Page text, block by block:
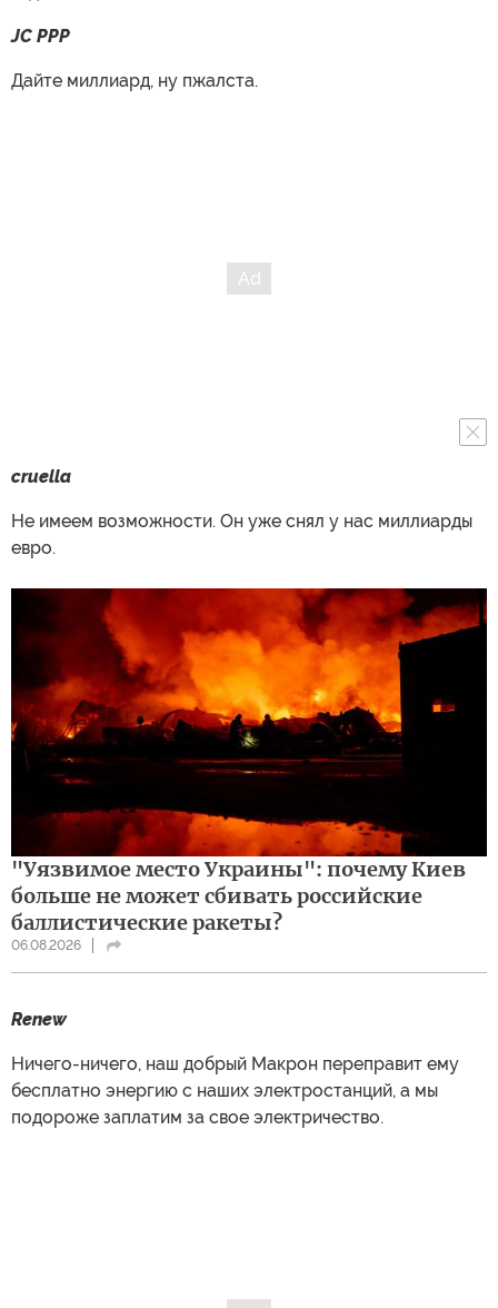
JC PPP
Дайте миллиард, ну пжалста.
cruella
Не имеем возможности. Он уже снял у нас миллиарды
евро.
"Уязвимое место Украины": почему Киев
больше не может сбивать российские
баллистические ракеты?
06.08.2026
Renew
Ничего-ничего, наш добрый Макрон переправит ему
бесплатно энергию с наших электростанций, а мы
подороже заплатим за свое электричество.